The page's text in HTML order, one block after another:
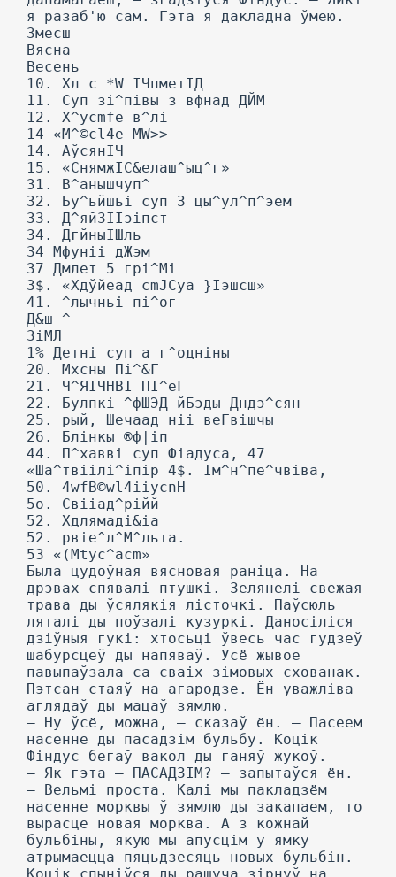
я разаб'ю сам. Гэта я дакладна ўмею.
Змесш
Вясна
Весень
10. Хл с *W ІЧпметІД
11. Суп зі^півы з вфнад ДЙМ
12. X^ycmfe в^лі
14 «M^©cl4e MW>>
14. АўсянІЧ
15. «СнямжІС&елаш^ыц^г»
31. В^анышчуп^
32. Бу^ьйшьі суп 3 цы^ул^п^эем
33. Д^яйЗІІэіпст
34. ДгйныІШль
34 Мфуніі дЖэм
37 Дмлет 5 грі^Мі
3$. «Хдўйеад cmJCya }Іэшсш»
41. ^лычньі пі^ог
Д&ш ^
ЗіМЛ
1% Детні суп а г^одніны
20. Мхсны Пі^&Г
21. Ч^ЯІЧНВІ ПІ^еГ
22. Булпкі ^фШЭД йБэды Дндэ^сян
25. рый, Шечаад ніі веГвішчы
26. Блінкы ®ф|іп
44. П^хавві суп Фіадуса, 47
«Ша^твіілі^іпір 4$. Ім^н^пе^чвіва,
50. 4wfB©wl4iiycnH
5о. Свііад^рійй
52. Хдлямаді&іа
52. рвіе^л^М^льта.
53 «(Mtyc^acm»
Была цудоўная вясновая раніца. На
дрэвах спявалі птушкі. Зелянелі свежая
трава ды ўсялякія лісточкі. Паўсюль
ляталі ды поўзалі кузуркі. Даносіліся
дзіўныя гукі: хтосьці ўвесь час гудзеў
шабурсцеў ды напяваў. Усё жывое
павыпаўзала са сваіх зімовых схованак.
Пэтсан стаяў на агародзе. Ён уважліва
аглядаў ды мацаў зямлю.
— Ну ўсё, можна, — сказаў ён. — Пасеем
насенне ды пасадзім бульбу. Коцік
Фіндус бегаў вакол ды ганяў жукоў.
— Як гэта — ПАСАДЗІМ? — запытаўся ён.
— Вельмі проста. Калі мы пакладзём
насенне морквы ў зямлю ды закапаем, то
вырасце новая морква. А з кожнай
бульбіны, якую мы апусцім у ямку
атрымаецца пяцьдзесяць новых бульбін.